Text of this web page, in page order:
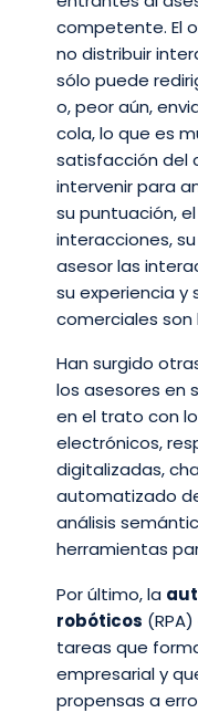
competente. El
no distribuir
sólo puede
o, peor aún,
cola, lo que es
satisfacción del
intervenir para
su puntuación,
interacciones,
asesor las
su experiencia y
comerciales son
Han surgido
los asesores en
en el trato con
electrónicos,
digitalizadas,
automatizado
análisis
herramientas
Por último, la
robóticos
tareas que
empresarial y
propensas a